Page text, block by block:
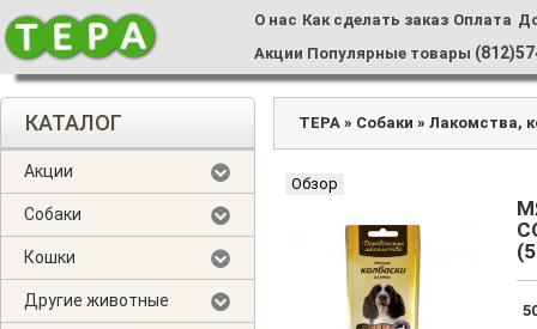
О нас Как сделать заказ Оплата
Акции Популярные товары
КАТАЛОГ
Акции
Собаки
Кошки
Другие животные
ТЕРА » Собаки »Лакомства,
Обзор